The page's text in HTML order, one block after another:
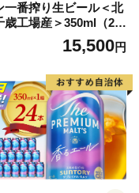
一番搾り生ビール＜北
歳工場産＞350ml（24
15,500円